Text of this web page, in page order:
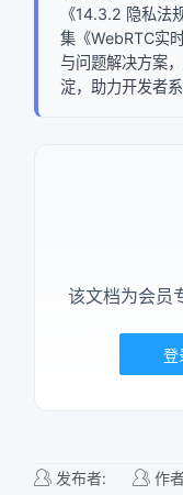
《14.3.2 隐私法
集《WebRTC实
与问题解决方案
淀，助力开发者
该文档为会员
登
发布者: 作